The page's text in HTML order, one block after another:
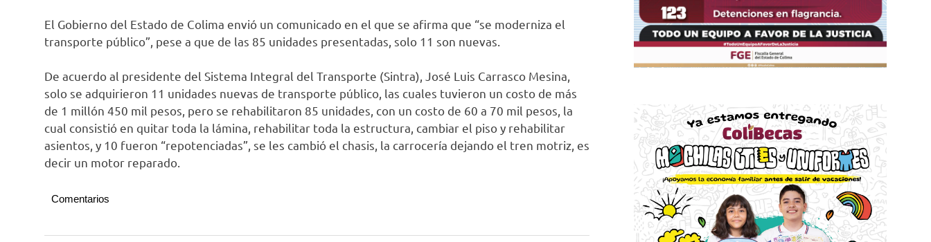
El Gobierno del Estado de Colima envió un comunicado en el que se afirma que “se moderniza el
transporte público”, pese a que de las 85 unidades presentadas, solo 11 son nuevas.
De acuerdo al presidente del Sistema Integral del Transporte (Sintra), José Luis Carrasco Mesina,
solo se adquirieron 11 unidades nuevas de transporte público, las cuales tuvieron un costo de más
de 1 millón 450 mil pesos, pero se rehabilitaron 85 unidades, con un costo de 60 a 70 mil pesos, la
cual consistió en quitar toda la lámina, rehabilitar toda la estructura, cambiar el piso y rehabilitar
asientos, y 10 fueron “repotenciadas”, se les cambió el chasis, la carrocería dejando el tren motriz, es
decir un motor reparado.
Comentarios